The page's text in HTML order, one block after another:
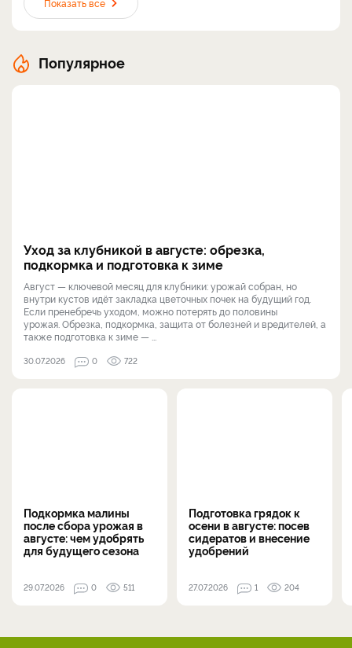
Популярное
Уход за клубникой в августе: обрезка,
подкормка и подготовка к зиме
Август — ключевой месяц для клубники: урожай собран, но
внутри кустов идёт закладка цветочных почек на будущий год.
Если пренебречь уходом, можно потерять до половины
урожая. Обрезка, подкормка, защита от болезней и вредителей, а
также подготовка к зиме — ...
30.07.2026 0 722
Подкормка малины
после сбора урожая в
августе: чем удобрять
для будущего сезона
29.07.2026 0 511
Подготовка грядок к
осени в августе: посев
сидератов и внесение
удобрений
27.07.2026 1 204